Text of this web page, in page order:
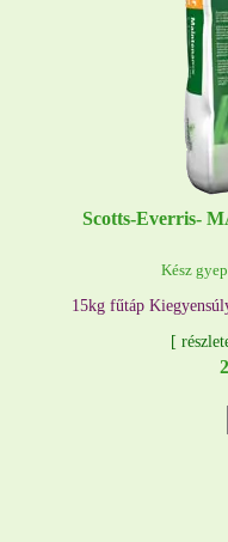
Scotts-Everris-
Kész
15kg fűtáp
[